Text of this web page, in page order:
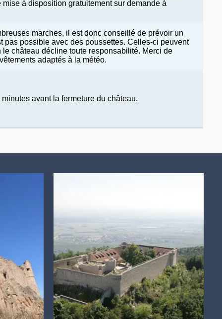
à disposition gratuitement sur demande à
marches, il est donc conseillé de prévoir un
pas possible avec des poussettes. Celles-ci peuvent
château décline toute responsabilité. Merci de
adaptés à la météo.
avant la fermeture du château.